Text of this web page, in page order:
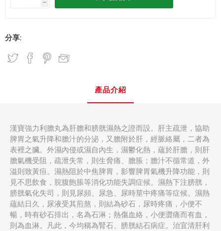
h
分享:
產品介紹
漢寶強力利膽丸為肝膽和膀胱濕熱之證而設。肝主疏泄，協助
脾胃之氣升降和膽汁的分泌，又膽附於肝，經脈絡屬，二者為
表裡之臟。外濕內侵或濕自內生，濕鬱化熱，蘊於肝膽，則肝
膽氣機受阻，疏泄失常，則生脅痛、膽脹；膽汁不循常道，外
溢則致黃疸。濕熱阻於中焦脾胃，影響脾胃氣機升降功能，則
見不思飲食，脘腹飽脹等消化功能失調症候。濕熱下注膀胱，
膀胱氣化失司，則見尿頻、尿急、尿時莖中疼痛等症候。濕熱
蘊結日久，尿液受其煎熬，則結為砂石，尿時疼痛，小便不
暢，時有砂石排出，名為石淋；熱傷血絡，小便澀痛而有血，
則為血淋。凡此，今均稱為腎石、膀胱結石病症。治宜清肝利